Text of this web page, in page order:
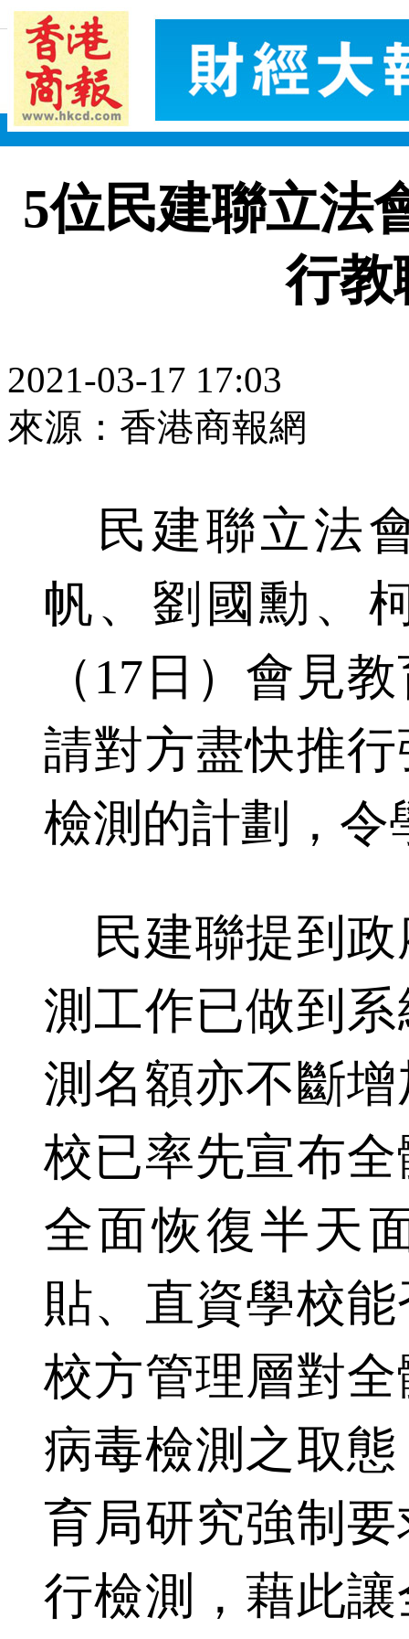
5位民建聯立法
行教
2021-03-17 17:03
來源：香港商報網
民建聯立法
帆、劉國勳、
（17日）會見
請對方盡快推
檢測的計劃，令
民建聯提到政
測工作已做到
測名額亦不斷
校已率先宣布
全面恢復半天
貼、直資學校
校方管理層對
病毒檢測之取
育局研究強制
行檢測，藉此